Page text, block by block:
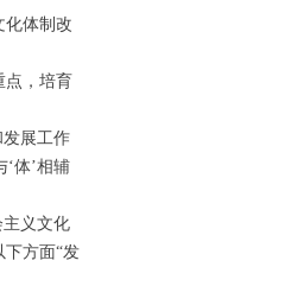
体制改
，培育
展工作
体’相辅
义文化
方面“发